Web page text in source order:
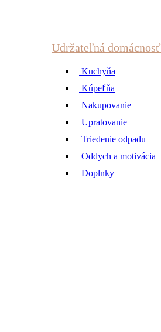
Udržateľná domácnosť
Kuchyňa
Kúpeľňa
Nakupovanie
Upratovanie
Triedenie odpadu
Oddych a motivácia
Doplnky